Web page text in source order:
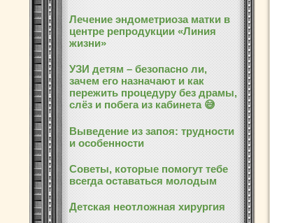
Лечение эндометриоза матки в
центре репродукции «Линия
жизни»
УЗИ детям – безопасно ли,
зачем его назначают и как
пережить процедуру без драмы,
слёз и побега из кабинета 😅
Выведение из запоя: трудности
и особенности
Советы, которые помогут тебе
всегда оставаться молодым
Детская неотложная хирургия